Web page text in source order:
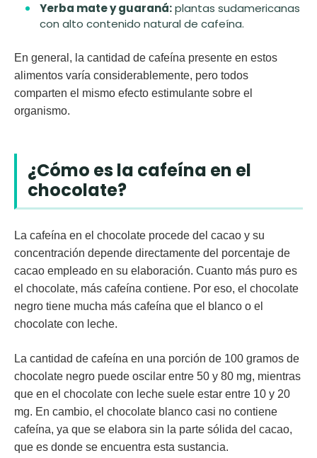
Yerba mate y guaraná:plantas sudamericanas
con alto contenido natural de cafeína.
En general, la cantidad de cafeína presente en estos
alimentos varía considerablemente, pero todos
comparten el mismo efecto estimulante sobre el
organismo.
¿Cómo es la cafeína en el
chocolate?
La cafeína en el chocolate procede del cacao y su
concentración depende directamente del porcentaje de
cacao empleado en su elaboración. Cuanto más puro es
el chocolate, más cafeína contiene. Por eso, el chocolate
negro tiene mucha más cafeína que el blanco o el
chocolate con leche.
La cantidad de cafeína en una porción de 100 gramos de
chocolate negro puede oscilar entre 50 y 80 mg, mientras
que en el chocolate con leche suele estar entre 10 y 20
mg. En cambio, el chocolate blanco casi no contiene
cafeína, ya que se elabora sin la parte sólida del cacao,
que es donde se encuentra esta sustancia.